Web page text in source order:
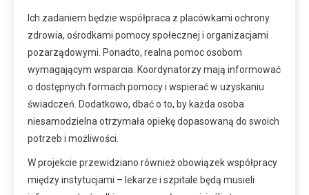
Ich zadaniem będzie współpraca z placówkami ochrony
zdrowia, ośrodkami pomocy społecznej i organizacjami
pozarządowymi. Ponadto, realna pomoc osobom
wymagającym wsparcia. Koordynatorzy mają informować
o dostępnych formach pomocy i wspierać w uzyskaniu
świadczeń. Dodatkowo, dbać o to, by każda osoba
niesamodzielna otrzymała opiekę dopasowaną do swoich
potrzeb i możliwości.
W projekcie przewidziano również obowiązek współpracy
między instytucjami – lekarze i szpitale będą musieli